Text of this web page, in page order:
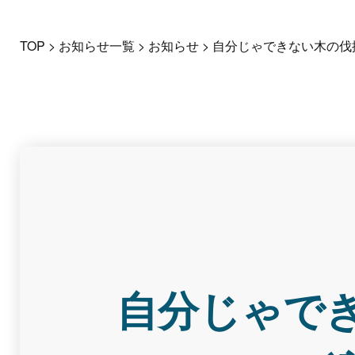
TOP > お知らせ一覧 > お知らせ > 自分じゃできない木の
自分じゃで